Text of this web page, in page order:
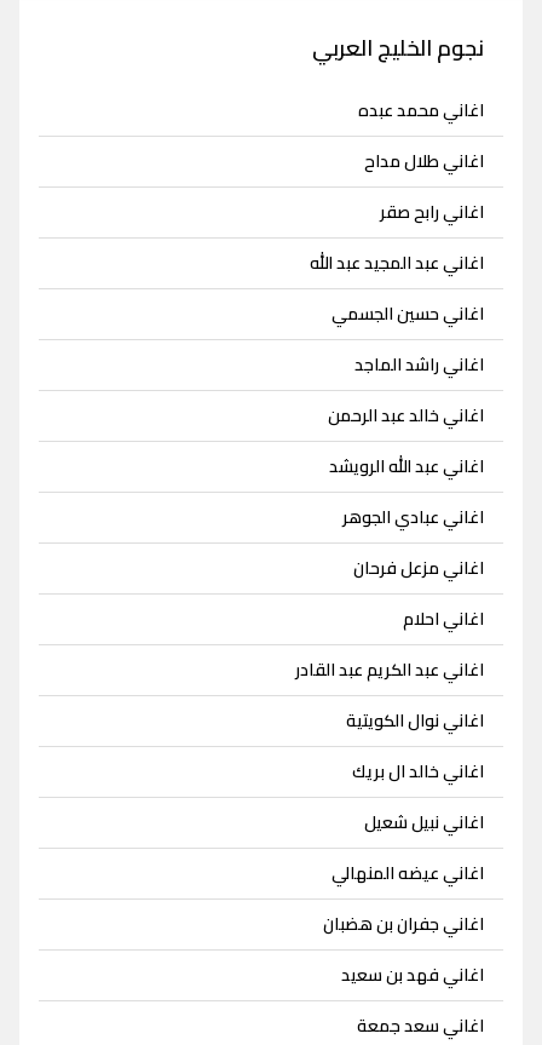
نجوم الخليج العربي
اغاني محمد عبده
اغاني طلال مداح
اغاني رابح صقر
اغاني عبد المجيد عبد الله
اغاني حسين الجسمي
اغاني راشد الماجد
اغاني خالد عبد الرحمن
اغاني عبد الله الرويشد
اغاني عبادي الجوهر
اغاني مزعل فرحان
اغاني احلام
اغاني عبد الكريم عبد القادر
اغاني نوال الكويتية
اغاني خالد ال بريك
اغاني نبيل شعيل
اغاني عيضه المنهالي
اغاني جفران بن هضبان
اغاني فهد بن سعيد
اغاني سعد جمعة